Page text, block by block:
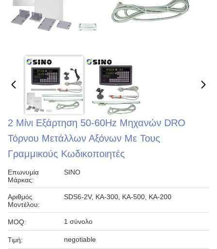
2 Μίνι Εξάρτηση 50-60Hz Μηχανών DRO
Τόρνου Μετάλλων Αξόνων Με Τους
Γραμμικούς Κωδικοποιητές
Επωνυμία
Μάρκας:
SINO
Αριθμός
Μοντέλου:
SDS6-2V, ΚΑ-300, ΚΑ-500, ΚΑ-200
MOQ: 1 σύνολο
Τιμή: negotiable